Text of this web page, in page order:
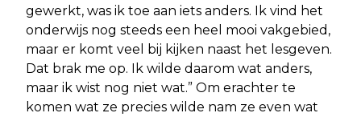
gewerkt, was ik toe aan iets anders. Ik vind het
onderwijs nog steeds een heel mooi vakgebied,
maar er komt veel bij kijken naast het lesgeven.
Dat brak me op. Ik wilde daarom wat anders,
maar ik wist nog niet wat.” Om erachter te
komen wat ze precies wilde nam ze even wat